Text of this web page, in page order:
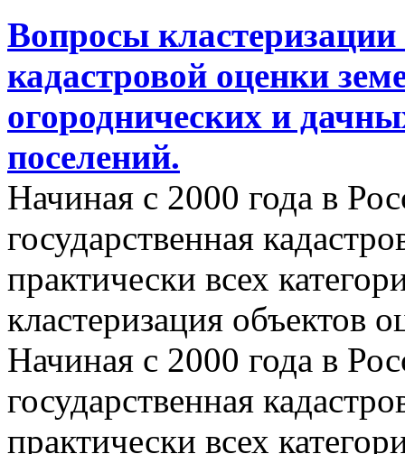
Вопросы кластеризации
кадастровой оценки
огороднических и
поселений.
Начиная с 2000 года в
государственная
практически всех
кластеризация объектов
Начиная с 2000 года в
государственная
практически всех